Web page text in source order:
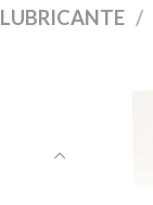
LUBRICANTE /